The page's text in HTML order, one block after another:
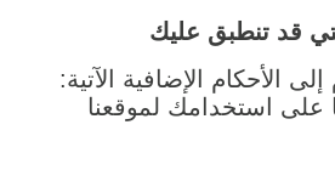
قد تنطبق عليك
:تشير هذه الأحكام إلى الأحكام الإضافية الآتية
على استخدامك لموقعنا